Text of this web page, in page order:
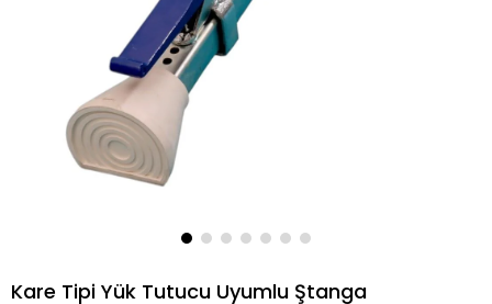
Kare Tipi Yük Tutucu Uyumlu Ştanga